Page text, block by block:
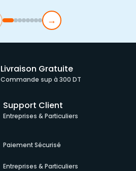
→
Livraison Gratuite
Commande sup à 300 DT
Support Client
Entreprises & Particuliers
Paiement Sécurisé
Entreprises & Particuliers